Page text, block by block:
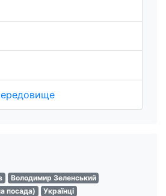
Володимир Зеленський
посада)
Українці